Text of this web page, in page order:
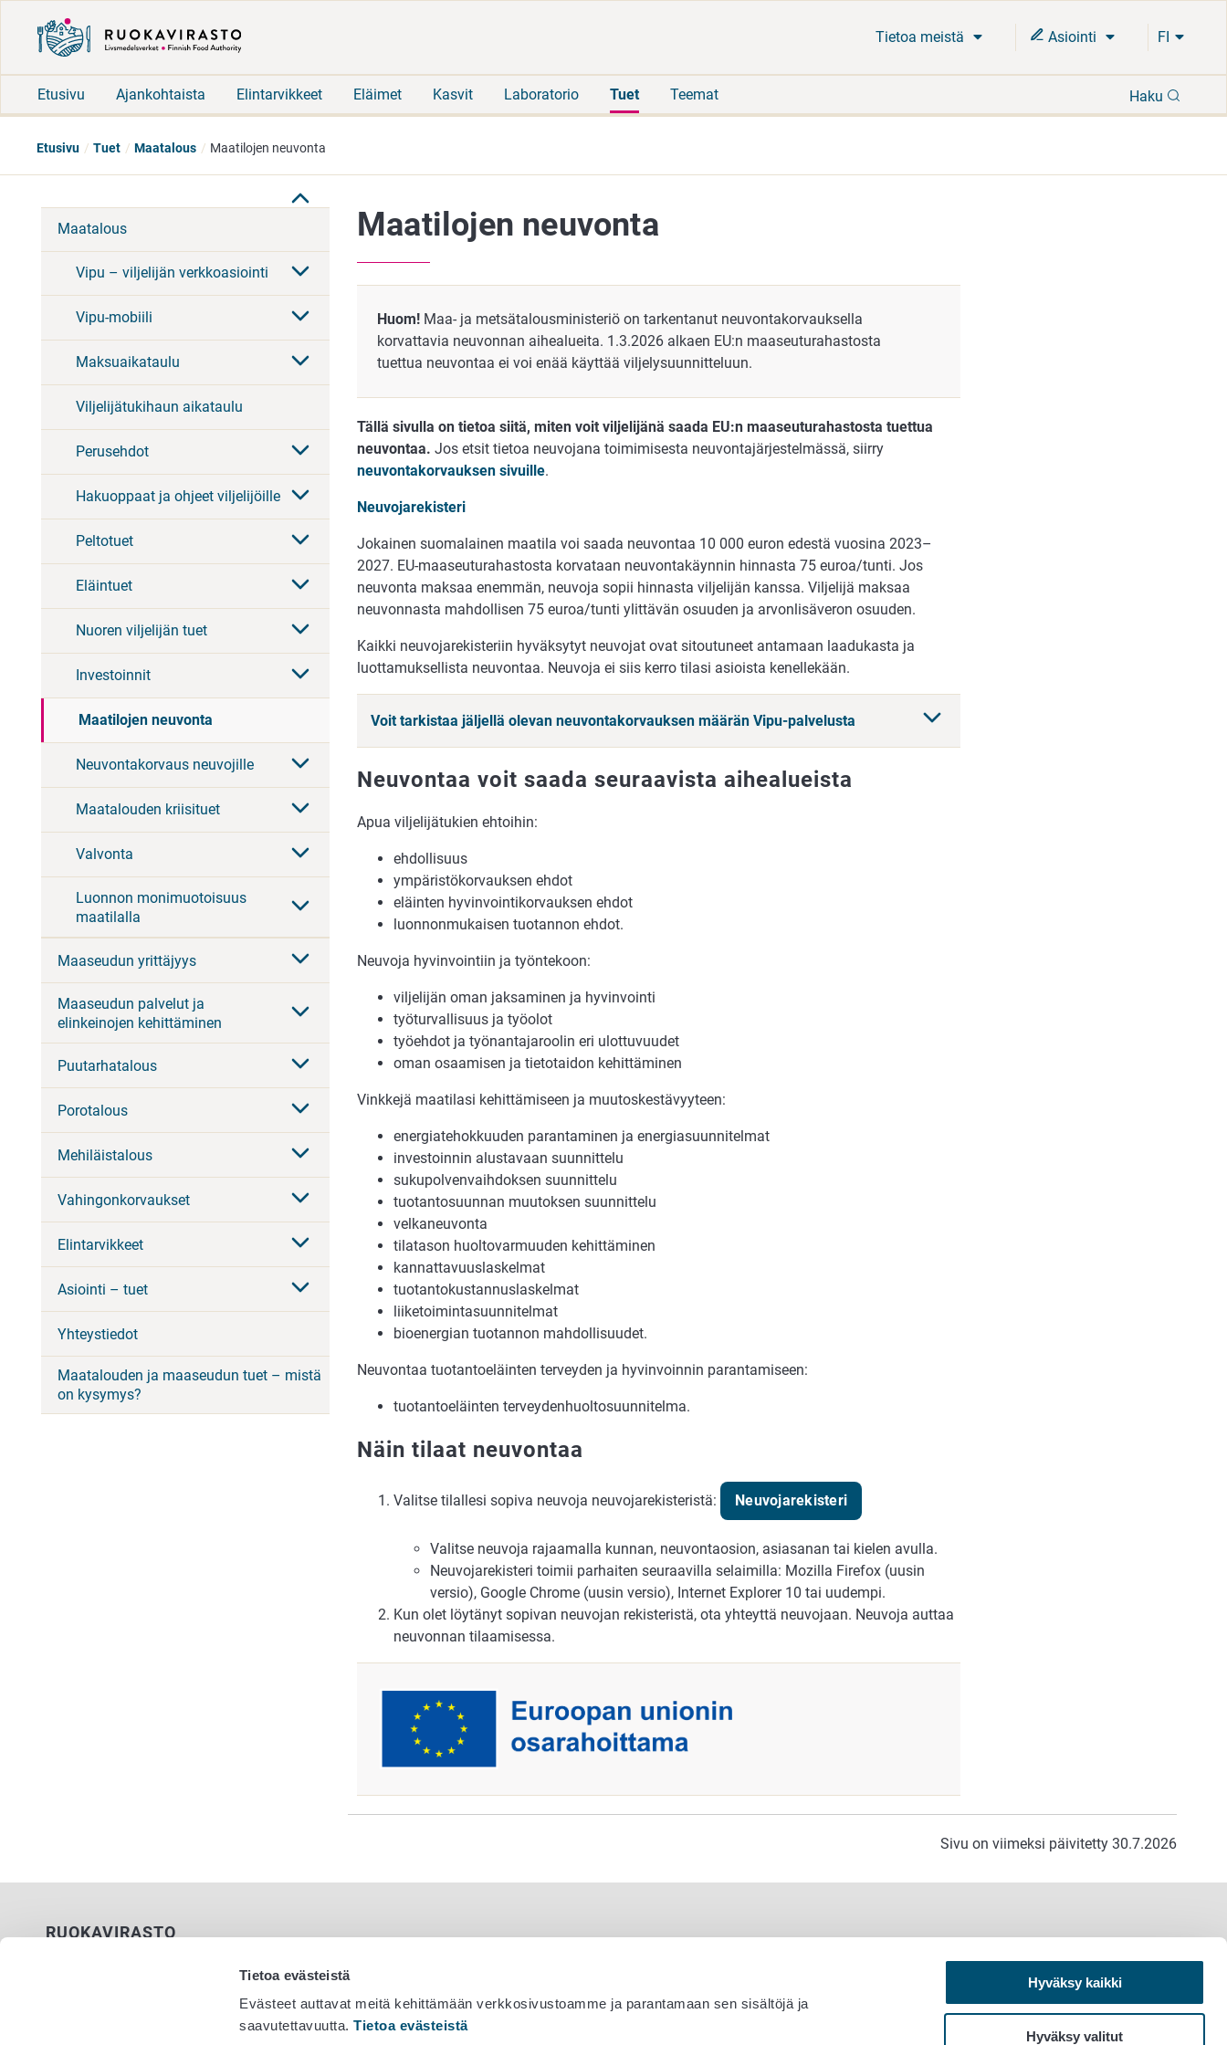
Tietoa evästeistä
Evästeet auttavat meitä kehittämään verkkosivustoamme ja parantamaan sen sisältöjä ja
saavutettavuutta.Tietoa evästeistä
Hyväksy kaikki
Hyväksy valitut
Tietoa meistä Asiointi FI
Etusivu Ajankohtaista Elintarvikkeet Eläimet Kasvit Laboratorio Tuet Teemat Haku
Etusivu Tuet Maatalous Maatilojen neuvonta
Maatalous
Vipu – viljelijän verkkoasiointi
Vipu-mobiili
Maksuaikataulu
Viljelijätukihaun aikataulu
Perusehdot
Hakuoppaat ja ohjeet viljelijöille
Peltotuet
Eläintuet
Nuoren viljelijän tuet
Investoinnit
Maatilojen neuvonta
Neuvontakorvaus neuvojille
Maatalouden kriisituet
Valvonta
Luonnon monimuotoisuus
maatilalla
Maaseudun yrittäjyys
Maaseudun palvelut ja
elinkeinojen kehittäminen
Puutarhatalous
Porotalous
Mehiläistalous
Vahingonkorvaukset
Elintarvikkeet
Asiointi – tuet
Yhteystiedot
Maatalouden ja maaseudun tuet – mistä
on kysymys?
Maatilojen neuvonta
Huom! Maa- ja metsätalousministeriö on tarkentanut neuvontakorvauksella
korvattavia neuvonnan aihealueita. 1.3.2026 alkaen EU:n maaseuturahastosta
tuettua neuvontaa ei voi enää käyttää viljelysuunnitteluun.
Tällä sivulla on tietoa siitä, miten voit viljelijänä saada EU:n maaseuturahastosta tuettua
neuvontaa. Jos etsit tietoa neuvojana toimimisesta neuvontajärjestelmässä, siirry
neuvontakorvauksen sivuille.
Neuvojarekisteri
Jokainen suomalainen maatila voi saada neuvontaa 10 000 euron edestä vuosina 2023–
2027. EU-maaseuturahastosta korvataan neuvontakäynnin hinnasta 75 euroa/tunti. Jos
neuvonta maksaa enemmän, neuvoja sopii hinnasta viljelijän kanssa. Viljelijä maksaa
neuvonnasta mahdollisen 75 euroa/tunti ylittävän osuuden ja arvonlisäveron osuuden.
Kaikki neuvojarekisteriin hyväksytyt neuvojat ovat sitoutuneet antamaan laadukasta ja
luottamuksellista neuvontaa. Neuvoja ei siis kerro tilasi asioista kenellekään.
Voit tarkistaa jäljellä olevan neuvontakorvauksen määrän Vipu-palvelusta
Neuvontaa voit saada seuraavista aihealueista
Apua viljelijätukien ehtoihin:
ehdollisuus
ympäristökorvauksen ehdot
eläinten hyvinvointikorvauksen ehdot
luonnonmukaisen tuotannon ehdot.
Neuvoja hyvinvointiin ja työntekoon:
viljelijän oman jaksaminen ja hyvinvointi
työturvallisuus ja työolot
työehdot ja työnantajaroolin eri ulottuvuudet
oman osaamisen ja tietotaidon kehittäminen
Vinkkejä maatilasi kehittämiseen ja muutoskestävyyteen:
energiatehokkuuden parantaminen ja energiasuunnitelmat
investoinnin alustavaan suunnittelu
sukupolvenvaihdoksen suunnittelu
tuotantosuunnan muutoksen suunnittelu
velkaneuvonta
tilatason huoltovarmuuden kehittäminen
kannattavuuslaskelmat
tuotantokustannuslaskelmat
liiketoimintasuunnitelmat
bioenergian tuotannon mahdollisuudet.
Neuvontaa tuotantoeläinten terveyden ja hyvinvoinnin parantamiseen:
tuotantoeläinten terveydenhuoltosuunnitelma.
Näin tilaat neuvontaa
Valitse tilallesi sopiva neuvoja neuvojarekisteristä: Neuvojarekisteri
Valitse neuvoja rajaamalla kunnan, neuvontaosion, asiasanan tai kielen avulla.
Neuvojarekisteri toimii parhaiten seuraavilla selaimilla: Mozilla Firefox (uusin
versio), Google Chrome (uusin versio), Internet Explorer 10 tai uudempi.
Kun olet löytänyt sopivan neuvojan rekisteristä, ota yhteyttä neuvojaan. Neuvoja auttaa
neuvonnan tilaamisessa.
Sivu on viimeksi päivitetty 30.7.2026
RUOKAVIRASTO